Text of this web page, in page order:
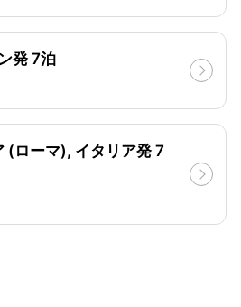
発 7泊
(ローマ), イタリア発 7